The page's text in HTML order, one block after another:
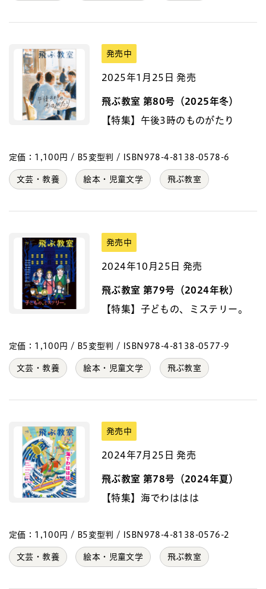
発売中
2025年1月25日 発売
飛ぶ教室 第80号（2025年冬）
【特集】午後3時のものがたり
定価：1,100円 / B5変型判 / ISBN978-4-8138-0578-6
文芸・教養 絵本・児童文学 飛ぶ教室
発売中
2024年10月25日 発売
飛ぶ教室 第79号（2024年秋）
【特集】子どもの、ミステリー。
定価：1,100円 / B5変型判 / ISBN978-4-8138-0577-9
文芸・教養 絵本・児童文学 飛ぶ教室
発売中
2024年7月25日 発売
飛ぶ教室 第78号（2024年夏）
【特集】海でわははは
定価：1,100円 / B5変型判 / ISBN978-4-8138-0576-2
文芸・教養 絵本・児童文学 飛ぶ教室